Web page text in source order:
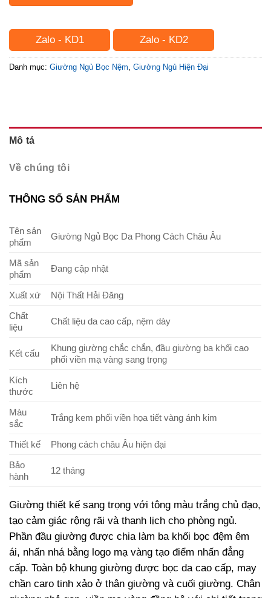
Zalo - KD1 Zalo - KD2
Danh mục: Giường Ngủ Bọc Nệm Giường Ngủ Hiện Đại
Mô tả
Về chúng tôi
THÔNG SỐ SẢN PHẨM
Tên sản
phẩm
Giường Ngủ Bọc Da Phong Cách Châu Âu
Mã sản
phẩm
Đang cập nhật
Xuất xứ
Nội Thất Hải Đăng
Chất
liệu
Chất liệu da cao cấp, nệm dày
Kết cấu
Khung giường chắc chắn, đầu giường ba khối cao
phối viền mạ vàng sang trọng
Kích
thước
Liên hệ
Màu
sắc
Trắng kem phối viền họa tiết vàng ánh kim
Thiết kế
Phong cách châu Âu hiện đại
Bảo
hành
12 tháng
Giường thiết kế sang trọng với tông màu trắng chủ đạo,
tạo cảm giác rộng rãi và thanh lịch cho phòng ngủ.
Phần đầu giường được chia làm ba khối bọc đệm êm
ái, nhấn nhá bằng logo mạ vàng tạo điểm nhấn đẳng
cấp. Toàn bộ khung giường được bọc da cao cấp, may
chần caro tinh xảo ở thân giường và cuối giường. Chân